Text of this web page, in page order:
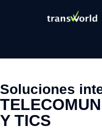
Soluciones
Y TICS